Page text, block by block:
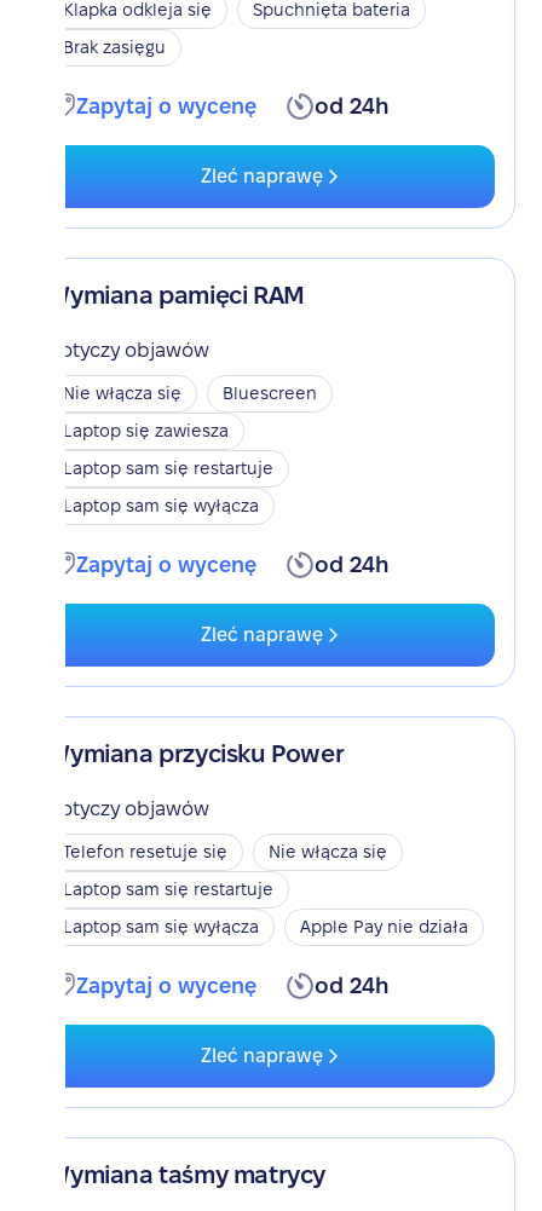
Klapka odkleja się
Spuchnięta bateria
Brak zasięgu
Zapytaj o wycenę od 24h
Zleć naprawę
Wymiana pamięci RAM
Dotyczy objawów
Nie włącza się
Bluescreen
Laptop się zawiesza
Laptop sam się restartuje
Laptop sam się wyłącza
Zapytaj o wycenę od 24h
Zleć naprawę
Wymiana przycisku Power
Dotyczy objawów
Telefon resetuje się
Nie włącza się
Laptop sam się restartuje
Laptop sam się wyłącza
Apple Pay nie działa
Zapytaj o wycenę od 24h
Zleć naprawę
Wymiana taśmy matrycy